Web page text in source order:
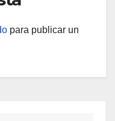
para publicar un